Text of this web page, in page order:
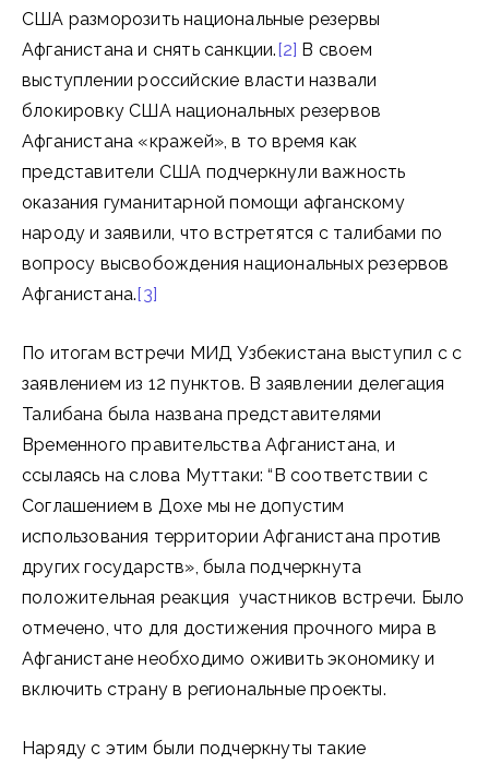
США разморозить национальные резервы
Афганистана и снять санкции.[2] В своем
выступлении российские власти назвали
блокировку США национальных резервов
Афганистана «кражей», в то время как
представители США подчеркнули важность
оказания гуманитарной помощи афганскому
народу и заявили, что встретятся с талибами по
вопросу высвобождения национальных резервов
Афганистана.[3]
По итогам встречи МИД Узбекистана выступил с с
заявлением из 12 пунктов. В заявлении делегация
Талибана была названа представителями
Временного правительства Афганистана, и
ссылаясь на слова Муттаки: “В соответствии с
Соглашением в Дохе мы не допустим
использования территории Афганистана против
других государств», была подчеркнута
положительная реакция участников встречи. Было
отмечено, что для достижения прочного мира в
Афганистане необходимо оживить экономику и
включить страну в региональные проекты.
Наряду с этим были подчеркнуты такие